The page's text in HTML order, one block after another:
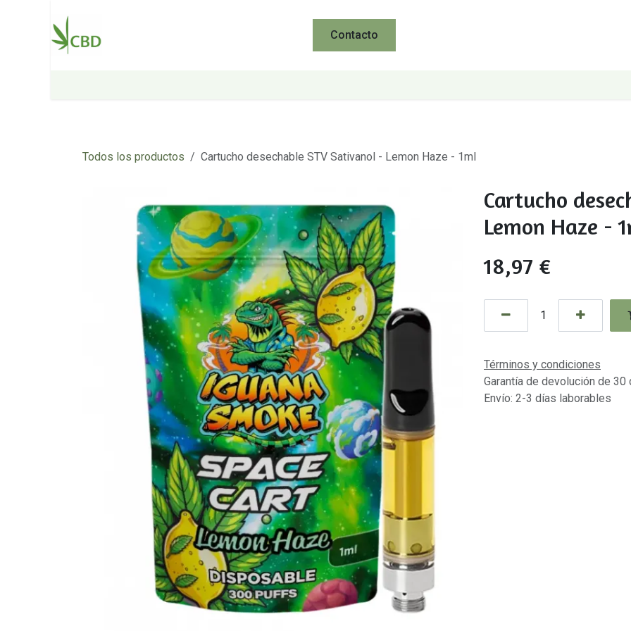
Contacto
Todos los productos Cartucho desechable STV Sativanol - Lemon Haze - 1ml
Cartucho
Lemon Haze -
18,97 €
Términos y condiciones
Garantía de devolución de 30
Envío: 2-3 días laborables